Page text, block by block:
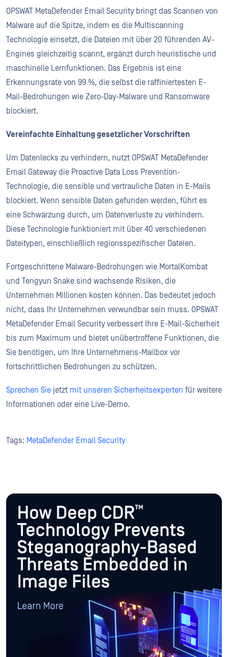
OPSWAT MetaDefender Email Security bringt das Scannen von
Malware auf die Spitze, indem es die Multiscanning
Technologie einsetzt, die Dateien mit über 20 führenden AV-
Engines gleichzeitig scannt, ergänzt durch heuristische und
maschinelle Lernfunktionen. Das Ergebnis ist eine
Erkennungsrate von 99 %, die selbst die raffiniertesten E-
Mail-Bedrohungen wie Zero-Day-Malware und Ransomware
blockiert.
Vereinfachte Einhaltung gesetzlicher Vorschriften
Um Datenlecks zu verhindern, nutzt OPSWAT MetaDefender
Email Gateway die Proactive Data Loss Prevention-
Technologie, die sensible und vertrauliche Daten in E-Mails
blockiert. Wenn sensible Daten gefunden werden, führt es
eine Schwärzung durch, um Datenverluste zu verhindern.
Diese Technologie funktioniert mit über 40 verschiedenen
Dateitypen, einschließlich regionsspezifischer Dateien.
Fortgeschrittene Malware-Bedrohungen wie MortalKombat
und Tengyun Snake sind wachsende Risiken, die
Unternehmen Millionen kosten können. Das bedeutet jedoch
nicht, dass Ihr Unternehmen verwundbar sein muss. OPSWAT
MetaDefender Email Security verbessert Ihre E-Mail-Sicherheit
bis zum Maximum und bietet unübertroffene Funktionen, die
Sie benötigen, um Ihre Unternehmens-Mailbox vor
fortschrittlichen Bedrohungen zu schützen.
Sprechen Sie jetzt mit unseren Sicherheitsexperten für weitere
Informationen oder eine Live-Demo.
Tags: MetaDefender Email Security